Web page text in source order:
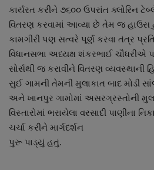
કાર્યરત કરીને ૭૬૦૦ ઉપરાંત ક્લોરિન
વિતરણ કરવામાં આવ્યા છે તેમ જ હાઉસ
કામગીરી પણ સત્વરે પૂર્ણ કરવા તંત્ર
વિધાનસભા અધ્યક્ષ શંકરભાઈ ચૌધરીએ
સોર્સથી જ કરાવીને વિતરણ વ્યવસ્થાની
સુઈ ગામની તેમની મુલાકાત બાદ મોડી
અને ખાનપુર ગામોમાં અસરગ્રસ્તોની
વિસ્તારોમાં ભરાયેલા વરસાદી પાણીના
ચર્ચા કરીને માર્ગદર્શન
પુરૂ પાડ્યું હતું.